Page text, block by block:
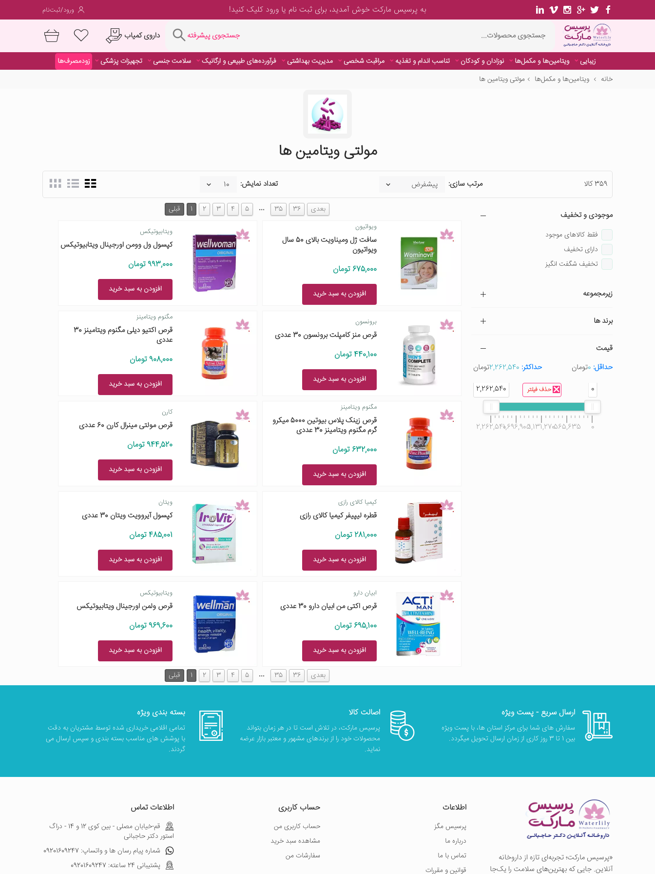
داروی کمیاب
به پرسیس مارکت خوش آمدید، برایثبت نام یا ورودکلیک کنید! ورود/ثبت‌نام
جستجوی پیشرفته داروی کمیاب
زیبایی ویتامین‌ها و مکمل‌ها نوزادان و کودکان تناسب اندام و تغذیه مراقبت شخصی مدیریت بهداشتی فرآورده‌های طبیعی و ارگانیک سلامت جنسی تجهیزات پزشکی
زودمصرف‌ها
خانه
ویتامین‌ها و مکمل‌ها مولتی ویتامین ها
مولتی ویتامین ها
359 کالا مرتب سازی: تعداد نمایش:
موجودی و تخفیف
فقط کالاهای موجود
دارای تخفیف
تخفیف شگفت انگیز
زیرمجموعه
برند ها
قیمت
حداقل: 0تومان حداکثر: 2,262,540تومان
حذف فیلتر 0
2,262,540
0
565,635
1,131,270
1,696,905
2,262,540
قبلی 1 2 3 4 5 … 35 36 بعدی
ویواتیون
سافت ژل ومیناویت بالای 50 سال
ویواتیون
675,000 تومان
افزودن به سبد خرید
ویتابیوتیکس
کپسول ول وومن اورجینال ویتابیوتیکس
993,000 تومان
افزودن به سبد خرید
برونسون
قرص منز کامپلت برونسون 30 عددی
440,100 تومان
افزودن به سبد خرید
مگنوم ویتامینز
قرص اکتیو دیلی مگنوم ویتامینز 30
عددی
908,000 تومان
افزودن به سبد خرید
مگنوم ویتامینز
قرص زینک پلاس بیوتین 5000 میکرو
گرم مگنوم ویتامینز 30 عددی
632,000 تومان
افزودن به سبد خرید
کارن
قرص مولتی مینرال کارن 60 عددی
944,520 تومان
افزودن به سبد خرید
کیمیا کالای رازی
قطره لیپیفر کیمیا کالای رازی
281,000 تومان
افزودن به سبد خرید
ویتان
کپسول آیروویت ویتان 30 عددی
485,001 تومان
افزودن به سبد خرید
ابیان دارو
قرص اکتی من ابیان دارو 30 عددی
695,100 تومان
افزودن به سبد خرید
ویتابیوتیکس
قرص ولمن اورجینال ویتابیوتیکس
969,600 تومان
افزودن به سبد خرید
قبلی 1 2 3 4 5 … 35 36 بعدی
ارسال سریع - پست ویژه
سفارش های شما برای مرکز استان ها، با پست ویژه
بین 1 تا 3 روز کاری از زمان ارسال تحویل میگردد.
اصالت کالا
پرسیس مارکت، در تلاش است تا در هر زمان بتواند
محصولات خود را از برندهای مشهور و معتبر بازار عرضه
نماید.
بسته بندی ویژه
تمامی اقلامی خریداری شده توسط مشتریان به دقت
با پوشش های مناسب بسته بندی و سپس ارسال می
گردند.
«پرسيس ماركت؛ تجربه‌ای تازه از داروخانه
آنلاین. جایی که بهترین‌های سلامت را یک‌جا
اطلاعات
پرسیس مگز
درباره ما
تماس با ما
قوانین و مقررات
حساب کاربری
حساب کاربری من
مشاهده سبد خرید
سفارشات من
اطلاعات تماس
قم-خیابان مصلی - بین کوی 12 و 14 - دراگ
استور دکتر حاجبانی
شماره پیام رسان ها و واتساپ: 09201609247
پشتیبانی 24 ساعته: 09201609247